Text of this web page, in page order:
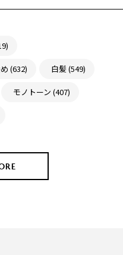
(632) 白髪 (549)
モノトーン (407)